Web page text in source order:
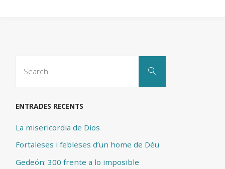
Search
ENTRADES RECENTS
La misericordia de Dios
Fortaleses i febleses d’un home de Déu
Gedeón: 300 frente a lo imposible